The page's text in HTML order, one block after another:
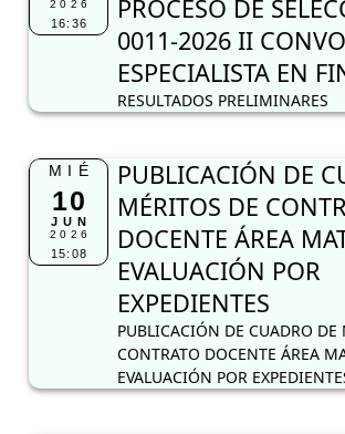
2026
16:36
PROCESO DE
0011-2026 II
ESPECIALISTA EN
RESULTADOS PRELIMINARES
MIÉ
10
JUN
2026
15:08
PUBLICACIÓN DE
MÉRITOS DE
DOCENTE ÁREA
EVALUACIÓN POR
EXPEDIENTES
PUBLICACIÓN DE CUADRO DE
CONTRATO DOCENTE ÁREA
EVALUACIÓN POR